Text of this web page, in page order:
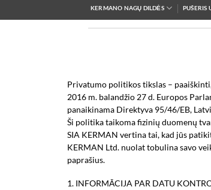
KERMANO NAGŲ DILDĖS PUŠERIS
Privatumo politikos tikslas –
2016 m. balandžio 27 d. Europos
panaikinama Direktyva 95/46/EB,
Ši politika taikoma fizinių duomenų
SIA KERMAN vertina tai, kad jūs
KERMAN Ltd. nuolat tobulina savo
paprašius.
1. INFORMĀCIJA PAR DATU